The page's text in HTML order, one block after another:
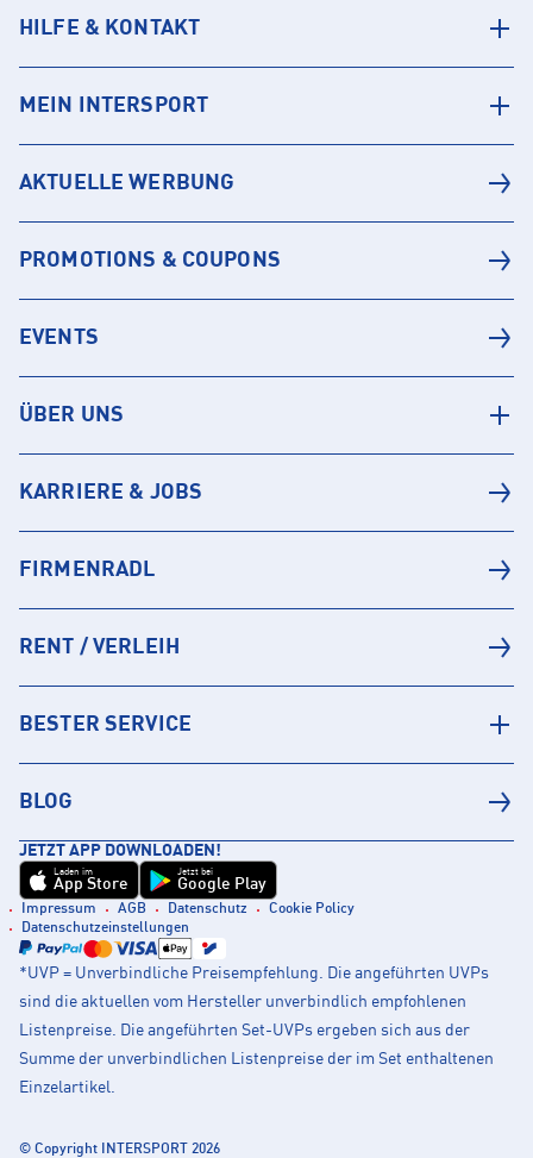
HILFE & KONTAKT
MEIN INTERSPORT
AKTUELLE WERBUNG
PROMOTIONS & COUPONS
EVENTS
ÜBER UNS
KARRIERE & JOBS
FIRMENRADL
RENT / VERLEIH
BESTER SERVICE
BLOG
JETZT APP DOWNLOADEN!
Laden im
App Store
Jetzt bei
Google Play
Impressum AGB Datenschutz
Cookie Policy
Datenschutzeinstellungen
*UVP = Unverbindliche Preisempfehlung. Die angeführten UVPs
sind die aktuellen vom Hersteller unverbindlich empfohlenen
Listenpreise. Die angeführten Set-UVPs ergeben sich aus der
Summe der unverbindlichen Listenpreise der im Set enthaltenen
Einzelartikel.
© Copyright INTERSPORT 2026